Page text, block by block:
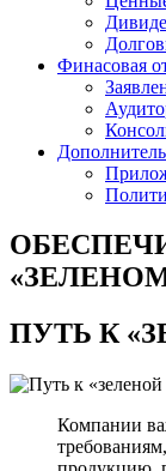
Финасовая
ПУТЬ К
Компании